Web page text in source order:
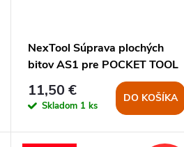
NexTool Súprava plochých
bitov AS1 pre POCKET TOOL
a FLAGSHIP CAPTAIN
11,50 €
Skladom 1 ks
DO KOŠÍKA